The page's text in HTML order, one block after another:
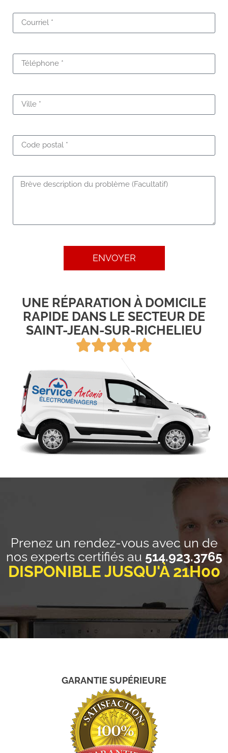
ENVOYER
UNE RÉPARATION À DOMICILE
RAPIDE DANS LE SECTEUR DE
SAINT-JEAN-SUR-RICHELIEU
Prenez un rendez-vous avec un de
nos experts certifiés au 514.923.3765
DISPONIBLE JUSQU'À 21H00
GARANTIE SUPÉRIEURE